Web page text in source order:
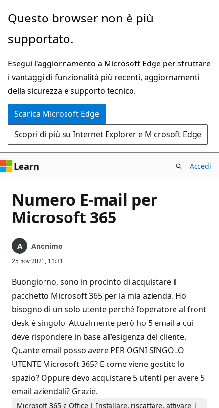
Ignora
passa
contenuto
principale
Questo browser non è più
supportato.
Esegui l'aggiornamento a Microsoft Edge per sfruttare
i vantaggi di funzionalità più recenti, aggiornamenti
della sicurezza e supporto tecnico.
Scarica Microsoft Edge
Scopri di più su Internet Explorer e Microsoft Edge
Learn Accedi
Numero E-mail per
Microsoft 365
Anonimo
25 nov 2023, 11:31
Buongiorno, sono in procinto di acquistare il
pacchetto Microsoft 365 per la mia azienda. Ho
bisogno di un solo utente perché l’operatore al front
desk è singolo. Attualmente però ho 5 email a cui
deve rispondere in base all’esigenza del cliente.
Quante email posso avere PER OGNI SINGOLO
UTENTE Microsoft 365? E come viene gestito lo
spazio? Oppure devo acquistare 5 utenti per avere 5
email aziendali? Grazie.
Microsoft 365 e Office | Installare, riscattare, attivare |